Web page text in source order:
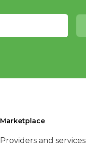
Marketplace
Providers and services